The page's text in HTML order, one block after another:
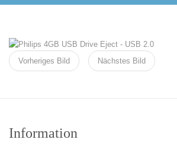
Vorheriges Bild Nächstes Bild
Information